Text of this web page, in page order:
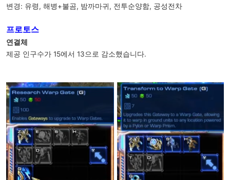
변경: 유령, 해병+불곰, 밤까마귀, 전투순양함, 공성전차
프로토스
연결체
제공 인구수가 15에서 13으로 감소했습니다.